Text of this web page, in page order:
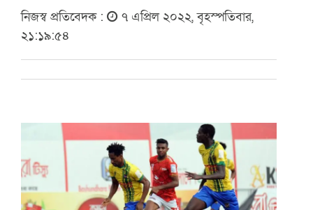
নিজস্ব প্রতিবেদক :
৭ এপ্রিল ২০২২, বৃহস্পতিবার,
২১:১৯:৫৪